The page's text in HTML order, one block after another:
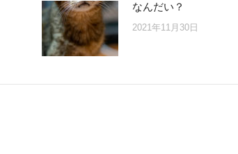
なんだい？
2021年11月30日